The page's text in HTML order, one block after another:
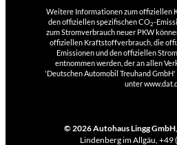
Weitere Informationen zum offiziellen
den offiziellen spezifischen CO2-
zum Stromverbrauch neuer PKW
offiziellen Kraftstoffverbrauch, die
Emissionen und den offiziellen
entnommen werden, der an allen
'Deutschen Automobil Treuhand
unter
© 2026Autohaus Lingg GmbH,
Lindenberg im Allgäu, +49